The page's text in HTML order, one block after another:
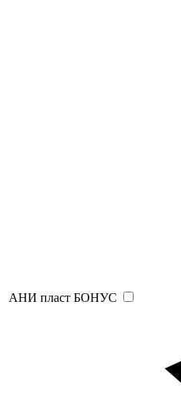
АНИ пласт БОНУС